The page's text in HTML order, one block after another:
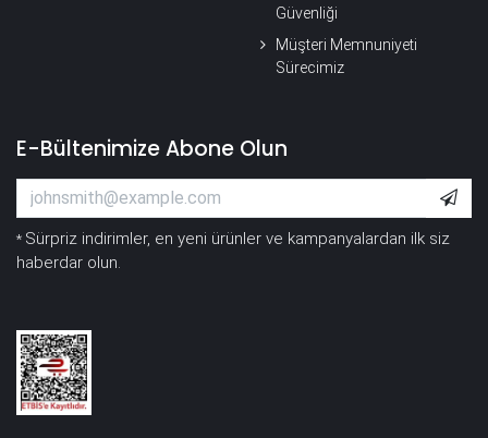
Güvenliği
Müşteri Memnuniyeti
Sürecimiz
E-Bültenimize Abone Olun
* Sürpriz indirimler, en yeni ürünler ve kampanyalardan ilk siz
haberdar olun.